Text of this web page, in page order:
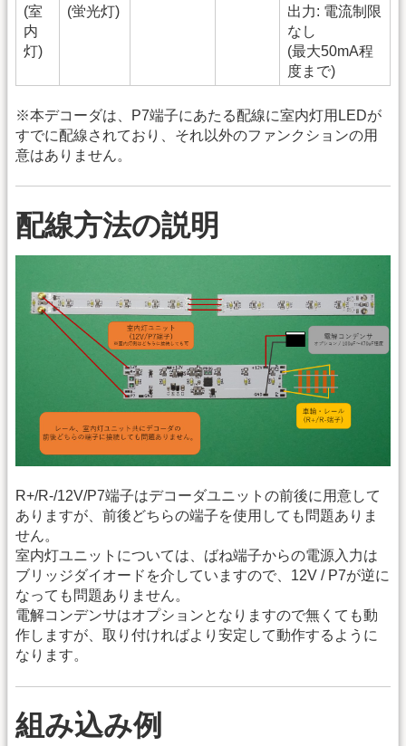
(室
内
灯)
(蛍光灯)
出力: 電流制限
なし
(最大50mA程
度まで)
※本デコーダは、P7端子にあたる配線に室内灯用LEDが
すでに配線されており、それ以外のファンクションの用
意はありません。
配線方法の説明
R+/R-/12V/P7端子はデコーダユニットの前後に用意して
ありますが、前後どちらの端子を使用しても問題ありま
せん。
室内灯ユニットについては、ばね端子からの電源入力は
ブリッジダイオードを介していますので、12V / P7が逆に
なっても問題ありません。
電解コンデンサはオプションとなりますので無くても動
作しますが、取り付ければより安定して動作するように
なります。
組み込み例